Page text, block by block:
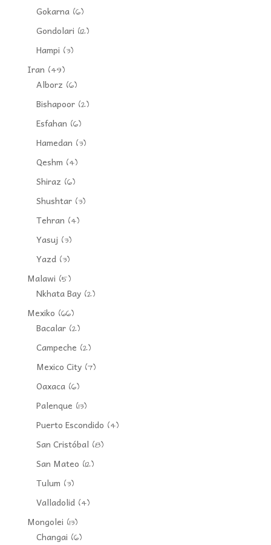
Gokarna(6)
Gondolari (12)
Hampi (3)
Iran (49)
Alborz (6)
Bishapoor(2)
Esfahan (6)
Hamedan (3)
Qeshm (4)
Shiraz (6)
Shushtar(3)
Tehran (4)
Yasuj (3)
Yazd(3)
Malawi (5)
Nkhata Bay(2)
Mexiko (66)
Bacalar(2)
Campeche (2)
Mexico City(7)
Oaxaca(6)
Palenque (13)
Puerto Escondido (4)
San Cristóbal (8)
San Mateo (12)
Tulum (3)
Valladolid(4)
Mongolei (13)
Changai (6)